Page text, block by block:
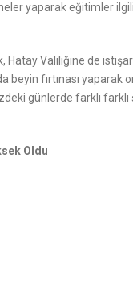
yaparak eğitimler
Hatay Valiliğine de
beyin fırtınası
günlerde farklı farklı
Oldu